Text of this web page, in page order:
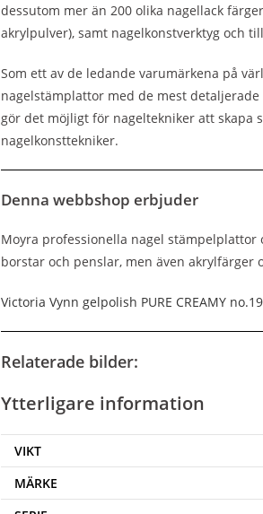
dessutom mer än 200 olika nagellack
akrylpulver), samt nagelkonstverktyg och
Som ett av de ledande varumärkena på
nagelstämplattor med de mest
gör det möjligt för nageltekniker att skapa
nagelkonsttekniker.
Denna webbshop erbjuder
Moyra professionella nagel stämpelplattor
borstar och penslar, men även akrylfärger
Victoria Vynn gelpolish PURE CREAMY
Relaterade bilder:
Ytterligare information
VIKT
MÄRKE